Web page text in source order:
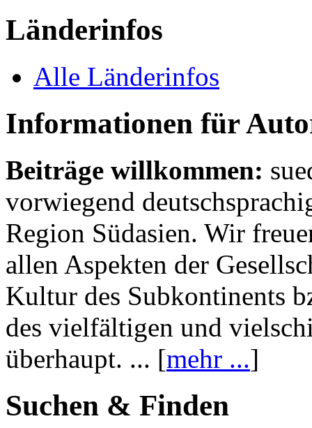
Länderinfos
Alle Länderinfos
Informationen für
Beiträge willkommen:
vorwiegend
Region Südasien. Wir
allen Aspekten der
Kultur des Subkontinents
des vielfältigen und
überhaupt. ... [mehr ...]
Suchen & Finden